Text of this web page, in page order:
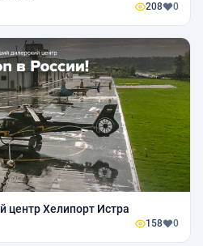
208 0
центр Хелипорт Истра
158 0